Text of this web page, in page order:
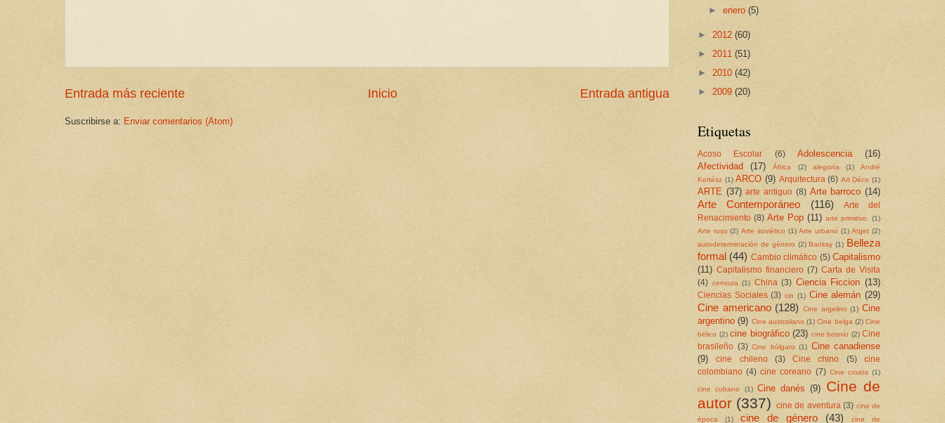
Entrada más reciente Entrada antigua
Inicio
Suscribirse a: Enviar comentarios (Atom)
►enero(5)
► 2012 (60)
► 2011 (51)
► 2010 (42)
► 2009 (20)
Etiquetas
Acoso Escolar (6) Adolescencia
(16)
Afectividad
(17) África (2) alegoría (1)
André
Kertész (1) ARCO (9) Arquitectura (6) Art Déco (1)
ARTE (37) arte antiguo (8) Arte barroco (14)
Arte Contemporáneo (116)
Arte del
Renacimiento (8) Arte Pop (11) arte primitivo.
(1)
Arte ruso (2) Arte soviético (1) Arte urbano (1) Atget (2)
autodeterminación de género (2) Banksy (1) Belleza
formal (44) Cambio climático (5) Capitalismo
(11) Capitalismo financiero (7) Carta de Visita
(4) censura (1) China (3) Ciencia Ficcion (13)
Ciencias Sociales (3) cin (1) Cine alemán (29)
Cine americano (128) Cine argelino (1) Cine
argentino (9) Cine australiano (1) Cine belga (2) Cine
bélico (2) cine biográfico (23) cine bosnio (2) Cine
brasileño (3) Cine búlgaro (1) Cine canadiense
(9)
cine chileno (3) Cine chino (5)
cine
colombiano (4) cine coreano (7) Cine croata (1)
cine cubano (1) Cine danés (9) Cine de
autor (337) cine de aventura (3) cine de
época
(1) cine de género (43)
cine de